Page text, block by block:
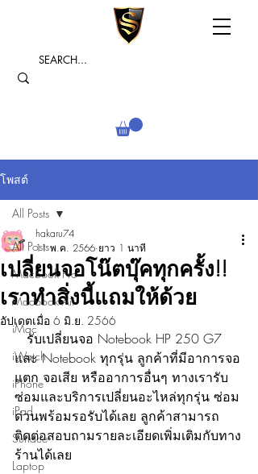
โพสต์
All Posts
Macbook Pro
Macbook Air
iMac
iWatch
iPhone
iPad
Surface
Laptop
All Posts
เปลี่ยนจอโน๊ตบุ๊คทุกครั้ง!!
เราทำสิ่งนี้แถมให้ด้วย
hakaru74
11 พ.ค. 2566 ยาว 1 นาที
อัปเดตเมื่อ 6 มิ.ย. 2566
   รับเปลี่ยนจอ Notebook HP 250 G7
และ Notebook ทุกรุ่น ลูกค้าที่มีอาการจอ
แตก จอเสีย หรืออาการอื่นๆ ทางเรารับ
ซ่อมและบริการเปลี่ยนอะไหล่ทุกรุ่น ซ่อม
ด่วนพร้อมรอรับได้เลย ลูกค้าสามารถ
ติดต่อสอบถามรายละเอียดเพิ่มเติมกับทาง
ร้านได้เลย